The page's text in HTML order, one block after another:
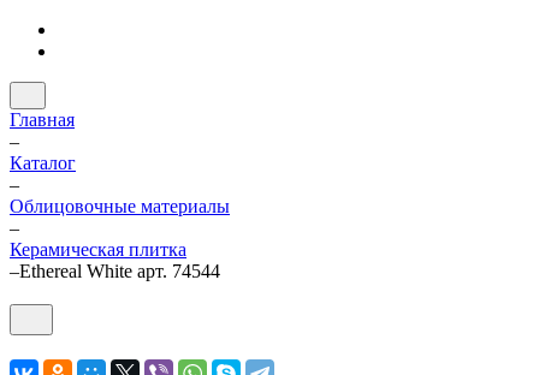
Главная
–
Каталог
–
Облицовочные материалы
–
Керамическая плитка
–Ethereal White арт. 74544